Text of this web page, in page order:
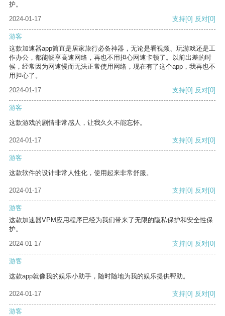
护。
2024-01-17
支持[0] 反对[0]
游客
这款加速器app简直是居家旅行必备神器，无论是看视频、玩游戏还是工
作办公，都能畅享高速网络，再也不用担心网速卡顿了。以前出差的时
候，经常因为网速慢而无法正常使用网络，现在有了这个app，我再也不
用担心了。
2024-01-17
支持[0] 反对[0]
游客
这款游戏的剧情非常感人，让我久久不能忘怀。
2024-01-17 支持[0] 反对[0]
游客
这款软件的设计非常人性化，使用起来非常舒服。
2024-01-17 支持[0] 反对[0]
游客
这款加速器VPM应用程序已经为我们带来了无限的隐私保护和安全性保
护。
2024-01-17
支持[0] 反对[0]
游客
这款app就像我的娱乐小助手，随时随地为我的娱乐提供帮助。
2024-01-17 支持[0] 反对[0]
游客